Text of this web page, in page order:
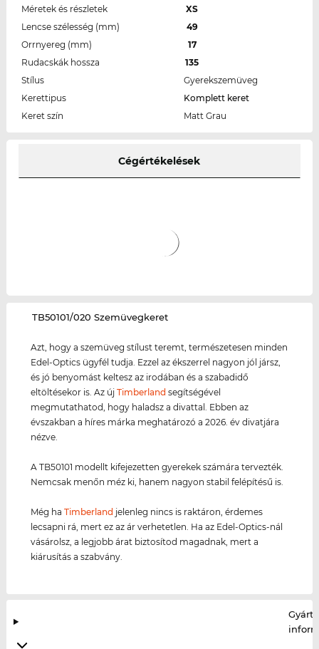
Méretek és részletek
XS
Lencse szélesség (mm)
49
Orrnyereg (mm)
17
Rudacskák hossza
135
Stílus
Gyerekszemüveg
Kerettipus
Komplett keret
Keret szín
Matt Grau
Cégértékelések
‌TB50101/020 Szemüvegkeret
Azt, hogy a szemüveg stílust teremt, természetesen minden
Edel-Optics ügyfél tudja. Ezzel az ékszerrel nagyon jól jársz,
és jó benyomást keltesz az irodában és a szabadidő
eltöltésekor is. Az újTimberland segítségével
megmutathatod, hogy haladsz a divattal. Ebben az
évszakban a híres márka meghatározó a 2026. év divatjára
nézve.
A TB50101 modellt kifejezetten gyerekek számára tervezték.
Nemcsak menőn méz ki, hanem nagyon stabil felépítésű is.
Még haTimberland jelenleg nincs is raktáron, érdemes
lecsapni rá, mert ez az ár verhetetlen. Ha az Edel-Optics-nál
vásárolsz, a legjobb árat biztosítod magadnak, mert a
kiárusítás a szabvány.